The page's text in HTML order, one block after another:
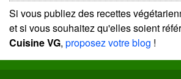
Si vous publiez des recettes
et si vous souhaitez qu'elles soient
Cuisine VG, proposez votre blog !